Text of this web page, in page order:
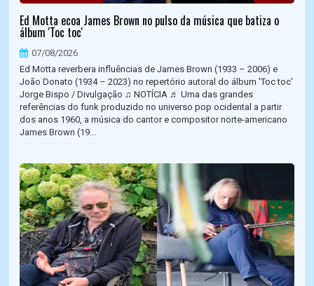
Ed Motta ecoa James Brown no pulso da música que batiza o
álbum 'Toc toc'
07/08/2026
Ed Motta reverbera influências de James Brown (1933 – 2006) e
João Donato (1934 – 2023) no repertório autoral do álbum 'Toc toc'
Jorge Bispo / Divulgação ♫ NOTÍCIA ♬ Uma das grandes
referências do funk produzido no universo pop ocidental a partir
dos anos 1960, a música do cantor e compositor norte-americano
James Brown (19...